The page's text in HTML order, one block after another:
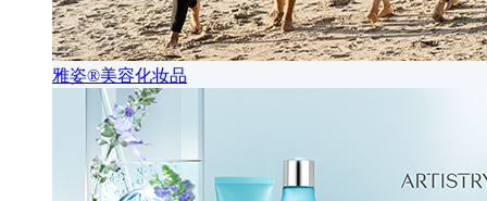
雅姿®美容化妆品